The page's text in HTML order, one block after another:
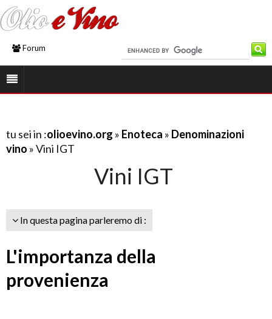
Forum
tu sei in :olioevino.org » Enoteca » Denominazioni
vino » Vini IGT
Vini IGT
In questa pagina parleremo di :
L'importanza della
provenienza